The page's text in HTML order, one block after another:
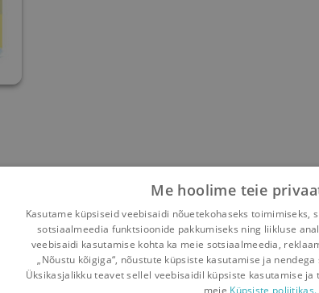
Me hoolime teie
Kasutame küpsiseid veebisaidi nõuetekohaseks toimimiseks,
sotsiaalmeedia funktsioonide pakkumiseks ning liikluse
veebisaidi kasutamise kohta ka meie sotsiaalmeedia,
„Nõustu kõigiga“, nõustute küpsiste kasutamise ja
Üksikasjalikku teavet sellel veebisaidil küpsiste kasutamise
meie Küpsiste poliitikas.